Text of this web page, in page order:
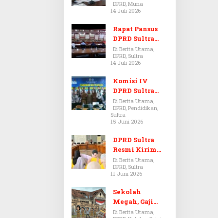
Dugaan Jual
Beli Tanah
Bermasalah di
Muna
DPRD, Muna
14 Juli 2026
Rapat Pansus
DPRD Sultra
Diskors Dua
Kali Akibat
Ketidakhadira
n Pj Sekda
Di Berita Utama,
DPRD, Sultra
14 Juli 2026
Komisi IV
DPRD Sultra
Kawal Hak
Guru,
Rencanakan
Pendidikan
Di Berita Utama,
DPRD, Pendidikan,
Sultra
15 Juni 2026
DPRD Sultra
Resmi Kirim
Aspirasi Tolak
Peraturan
BPOM No. 5
Tahun 2026 ke
Komisi IX DPR
Di Berita Utama,
DPRD, Sultra
11 Juni 2026
Sekolah
Megah, Gaji
Guru Berdarah-
Di Berita Utama,